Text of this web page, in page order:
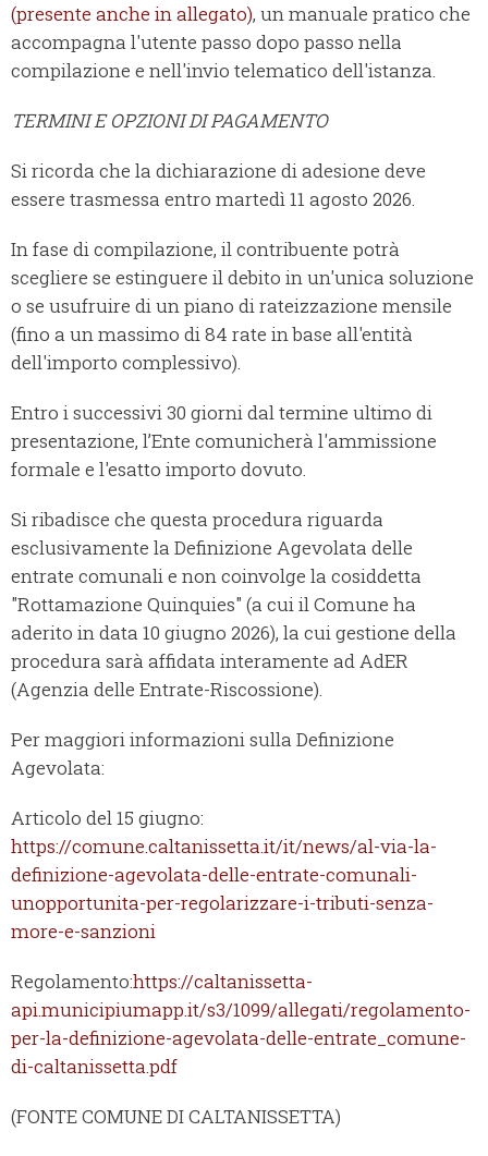
(presente anche in allegato), un manuale pratico che
accompagna l'utente passo dopo passo nella
compilazione e nell'invio telematico dell'istanza.
TERMINI E OPZIONI DI PAGAMENTO
Si ricorda che la dichiarazione di adesione deve
essere trasmessa entro martedì 11 agosto 2026.
In fase di compilazione, il contribuente potrà
scegliere se estinguere il debito in un'unica soluzione
o se usufruire di un piano di rateizzazione mensile
(fino a un massimo di 84 rate in base all'entità
dell'importo complessivo).
Entro i successivi 30 giorni dal termine ultimo di
presentazione, l’Ente comunicherà l'ammissione
formale e l'esatto importo dovuto.
Si ribadisce che questa procedura riguarda
esclusivamente la Definizione Agevolata delle
entrate comunali e non coinvolge la cosiddetta
"Rottamazione Quinquies" (a cui il Comune ha
aderito in data 10 giugno 2026), la cui gestione della
procedura sarà affidata interamente ad AdER
(Agenzia delle Entrate-Riscossione).
Per maggiori informazioni sulla Definizione
Agevolata:
Articolo del 15 giugno:
https://comune.caltanissetta.it/it/news/al-via-la-
definizione-agevolata-delle-entrate-comunali-
unopportunita-per-regolarizzare-i-tributi-senza-
more-e-sanzioni
Regolamento:https://caltanissetta-
api.municipiumapp.it/s3/1099/allegati/regolamento-
per-la-definizione-agevolata-delle-entrate_comune-
di-caltanissetta.pdf
(FONTE COMUNE DI CALTANISSETTA)